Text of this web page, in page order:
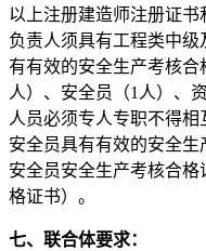
以上注册建造师注册证
负责人须具有工程类中
有有效的安全生产考核合
人）、安全员（1人）、
人员必须专人专职不得
安全员具有有效的安全
安全员安全生产考核合
格证书）。
七、联合体要求：